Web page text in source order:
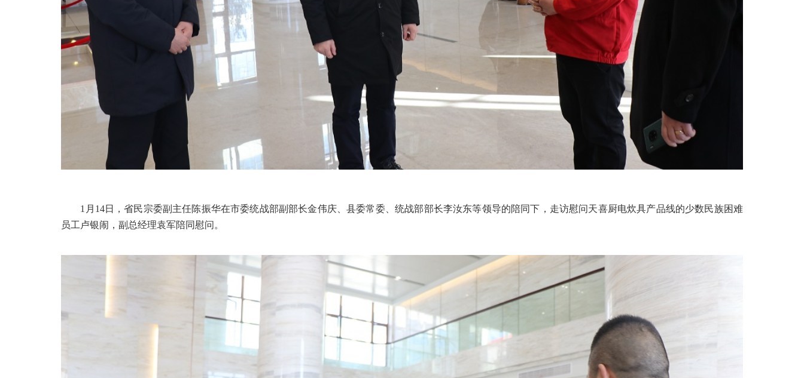
1月14日，省民宗委副主任陈振华在市委统战部副部长金伟庆、县委常委、统战部部长李汝东等领导的陪同下，走访慰问天喜厨电炊具产品线的少数民族困难
员工卢银闹，副总经理袁军陪同慰问。